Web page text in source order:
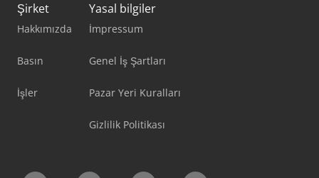
Şirket
Hakkımızda
Basın
İşler
Yasal bilgiler
İmpressum
Genel İş Şartları
Pazar Yeri Kuralları
Gizlilik Politikası